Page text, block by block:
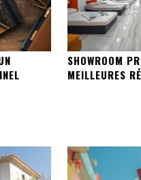
SHOWROOM
MEILLEURES